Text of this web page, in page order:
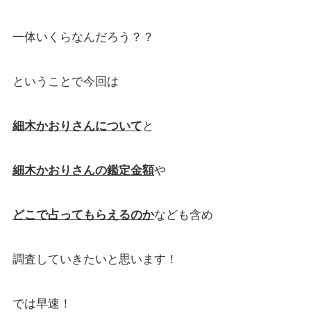
一体いくらなんだろう？？
ということで今回は
細木かおりさんについて と
細木かおりさんの鑑定金額や
どこで占ってもらえるのかなども含め
調査していきたいと思います！
では早速！